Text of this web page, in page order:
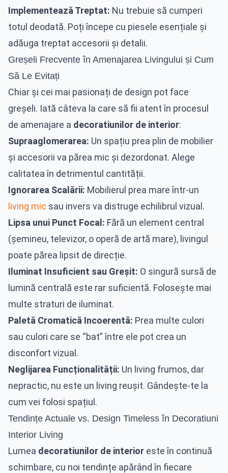
Implementează Treptat: Nu trebuie să cumperi
totul deodată. Poți începe cu piesele esențiale și
adăuga treptat accesorii și detalii.
Greșeli Frecvente în Amenajarea Livingului și Cum
Să Le Evitați
Chiar și cei mai pasionați de design pot face
greșeli. Iată câteva la care să fii atent în procesul
de amenajare a decoratiunilor de interior:
Supraaglomerarea: Un spațiu prea plin de mobilier
și accesorii va părea mic și dezordonat. Alege
calitatea în detrimentul cantității.
Ignorarea Scalării: Mobilierul prea mare într-un
living mic sau invers va distruge echilibrul vizual.
Lipsa unui Punct Focal: Fără un element central
(șemineu, televizor, o operă de artă mare), livingul
poate părea lipsit de direcție.
Iluminat Insuficient sau Greșit: O singură sursă de
lumină centrală este rar suficientă. Folosește mai
multe straturi de iluminat.
Paletă Cromatică Incoerentă: Prea multe culori
sau culori care se “bat” între ele pot crea un
disconfort vizual.
Neglijarea Funcționalității: Un living frumos, dar
nepractic, nu este un living reușit. Gândește-te la
cum vei folosi spațiul.
Tendințe Actuale vs. Design Timeless în Decoratiuni
Interior Living
Lumea decoratiunilor de interior este în continuă
schimbare, cu noi tendințe apărând în fiecare